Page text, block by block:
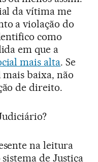
da vítima me
a violação do
como
em que a
mais alta. Se
baixa, não
de direito.
na leitura
de Justiça